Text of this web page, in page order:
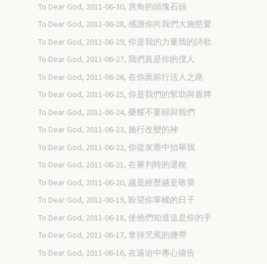
To Dear God, 2011-06-30, 房角的頭塊石頭
To Dear God, 2011-06-28, 感謝你向我們大施慈愛
To Dear God, 2011-06-29, 你是我的力量我的詩歌
To Dear God, 2011-06-27, 我們真是你的僕人
To Dear God, 2011-06-26, 在你面前行活人之路
To Dear God, 2011-06-25, 你是我們的幫助與盾牌
To Dear God, 2011-06-24, 榮耀不要歸與我們
To Dear God, 2011-06-23, 施行改變的神
To Dear God, 2011-06-22, 你從灰塵中抬舉我
To Dear God, 2011-06-21, 在審判時的退稅
To Dear God, 2011-06-20, 越是經歷越是敬畏
To Dear God, 2011-06-19, 盼望你掌權的日子
To Dear God, 2011-06-18, 使他們知道這是你的手
To Dear God, 2011-06-17, 拿掉咒罵的腰帶
To Dear God, 2011-06-16, 在逼迫中專心禱告